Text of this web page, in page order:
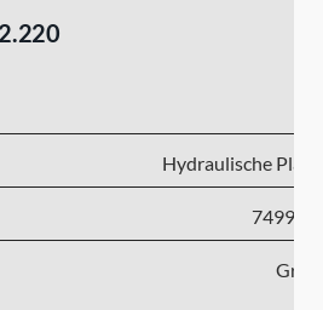
Hydraulische
7499-